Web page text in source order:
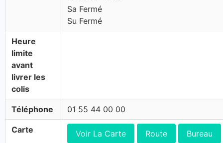
Sa Fermé
Su Fermé
Heure
limite
avant
livrer les
colis
Téléphone 01 55 44 00 00
Carte Voir La Carte Route Bureau